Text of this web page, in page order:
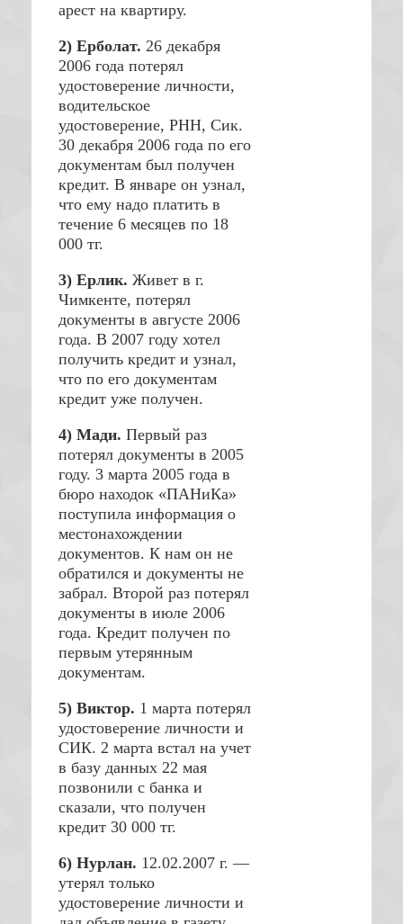
арест на квартиру.
2) Ерболат. 26 декабря
2006 года потерял
удостоверение личности,
водительское
удостоверение, РНН, Сик.
30 декабря 2006 года по его
документам был получен
кредит. В январе он узнал,
что ему надо платить в
течение 6 месяцев по 18
000 тг.
3) Ерлик. Живет в г.
Чимкенте, потерял
документы в августе 2006
года. В 2007 году хотел
получить кредит и узнал,
что по его документам
кредит уже получен.
4) Мади. Первый раз
потерял документы в 2005
году. 3 марта 2005 года в
бюро находок «ПАНиКа»
поступила информация о
местонахождении
документов. К нам он не
обратился и документы не
забрал. Второй раз потерял
документы в июле 2006
года. Кредит получен по
первым утерянным
документам.
5) Виктор. 1 марта потерял
удостоверение личности и
СИК. 2 марта встал на учет
в базу данных 22 мая
позвонили с банка и
сказали, что получен
кредит 30 000 тг.
6) Нурлан. 12.02.2007 г. —
утерял только
удостоверение личности и